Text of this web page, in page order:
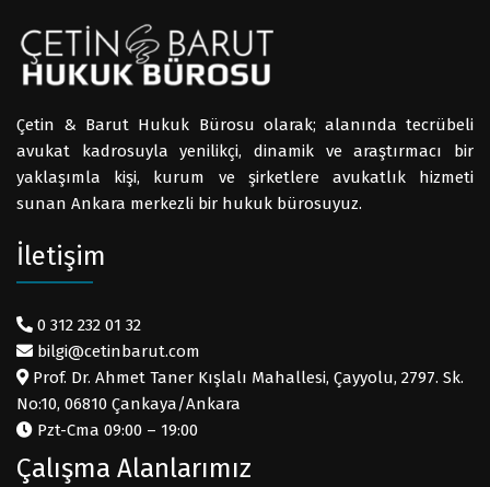
Çetin & Barut Hukuk Bürosu olarak; alanında tecrübeli
avukat kadrosuyla yenilikçi, dinamik ve araştırmacı bir
yaklaşımla kişi, kurum ve şirketlere avukatlık hizmeti
sunan Ankara merkezli bir hukuk bürosuyuz.
İletişim
0 312 232 01 32
bilgi@cetinbarut.com
Prof. Dr. Ahmet Taner Kışlalı Mahallesi, Çayyolu, 2797. Sk.
No:10, 06810 Çankaya/Ankara
Pzt-Cma 09:00 – 19:00
Çalışma Alanlarımız